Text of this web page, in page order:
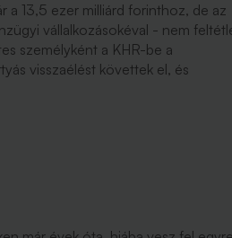
a 13,5 ezer milliárd forinthoz, de az
vállalkozásokéval - nem
személyként a KHR-be a
visszaélést követtek el, és